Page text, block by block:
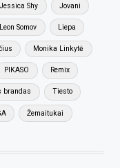
Jessica Shy Jovani
Leon Somov Liepa
Monika Linkytė
PIKASO Remix
brandas Tiesto
Žemaitukai